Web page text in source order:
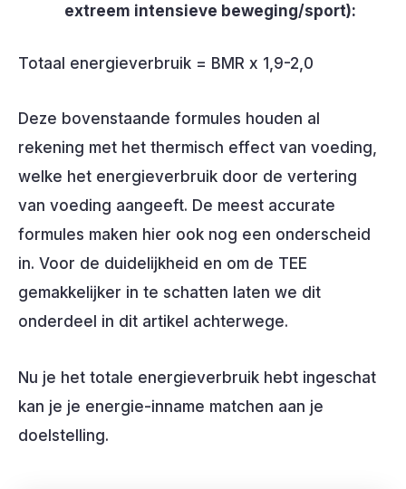
extreem intensieve beweging/sport):
Totaal energieverbruik = BMR x 1,9-2,0
Deze bovenstaande formules houden al
rekening met het thermisch effect van voeding,
welke het energieverbruik door de vertering
van voeding aangeeft. De meest accurate
formules maken hier ook nog een onderscheid
in. Voor de duidelijkheid en om de TEE
gemakkelijker in te schatten laten we dit
onderdeel in dit artikel achterwege.
Nu je het totale energieverbruik hebt ingeschat
kan je je energie-inname matchen aan je
doelstelling.